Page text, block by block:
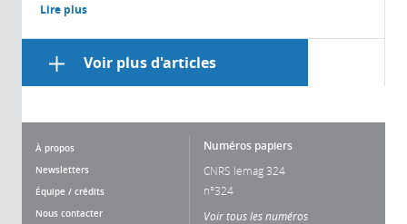
Lire plus
Voir plus d'articles
À propos
Newsletters
Équipe / crédits
Nous contacter
Numéros papiers
CNRS lemag 324
n°324
Voir tous les numéros